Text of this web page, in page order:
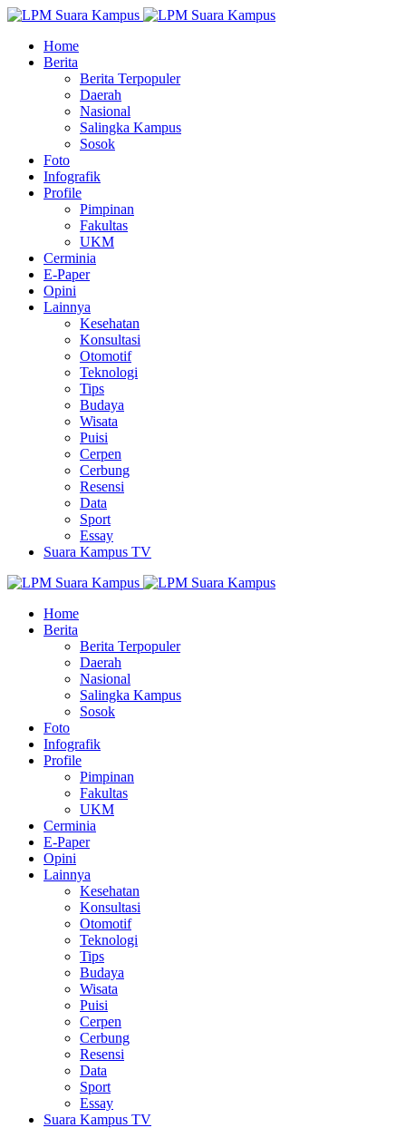
Home
Berita
Berita Terpopuler
Daerah
Nasional
Salingka Kampus
Sosok
Foto
Infografik
Profile
Pimpinan
Fakultas
UKM
Cerminia
E-Paper
Opini
Lainnya
Kesehatan
Konsultasi
Otomotif
Teknologi
Tips
Budaya
Wisata
Puisi
Cerpen
Cerbung
Resensi
Data
Sport
Essay
Suara Kampus TV
Home
Berita
Berita Terpopuler
Daerah
Nasional
Salingka Kampus
Sosok
Foto
Infografik
Profile
Pimpinan
Fakultas
UKM
Cerminia
E-Paper
Opini
Lainnya
Kesehatan
Konsultasi
Otomotif
Teknologi
Tips
Budaya
Wisata
Puisi
Cerpen
Cerbung
Resensi
Data
Sport
Essay
Suara Kampus TV